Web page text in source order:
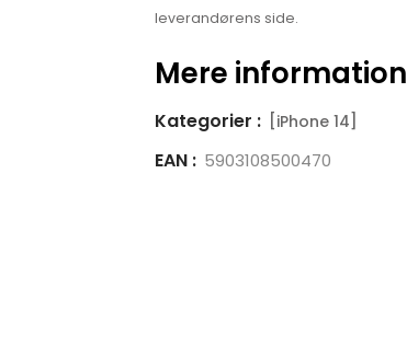
leverandørens side.
Mere information
Kategorier : [iPhone 14]
EAN : 5903108500470